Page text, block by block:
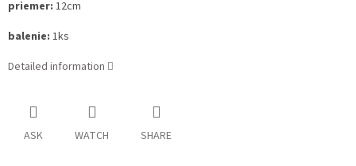
priemer: 12cm
balenie: 1ks
Detailed information
ASK WATCH SHARE